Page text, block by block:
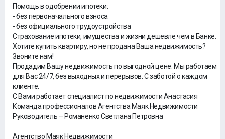
Помощь в одобрении ипотеки:
- без первоначального взноса
- без официального трудоустройства
Страхование ипотеки, имущества и жизни дешевле чем в Банке.
Хотите купить квартиру, но не продана Ваша недвижимость?
Звоните нам!
Продадим Вашу недвижимость по выгодной цене. Мы работаем
для Вас 24/7, без выходных и перерывов. С заботой о каждом
клиенте.
С Вами работает специалист по недвижимости Анастасия
Команда профессионалов Агентства Маяк Недвижимости
Руководитель – Романенко Светлана Петровна
Агентство Маяк Недвижимости